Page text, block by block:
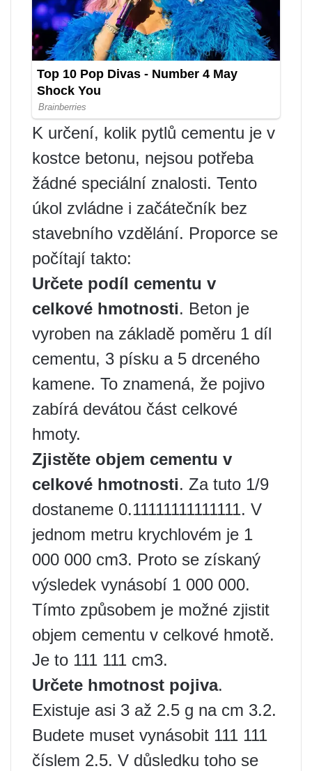
K určení, kolik pytlů cementu je v
kostce betonu, nejsou potřeba
žádné speciální znalosti. Tento
úkol zvládne i začátečník bez
stavebního vzdělání. Proporce se
počítají takto:
Určete podíl cementu v
celkové hmotnosti. Beton je
vyroben na základě poměru 1 díl
cementu, 3 písku a 5 drceného
kamene. To znamená, že pojivo
zabírá devátou část celkové
hmoty.
Zjistěte objem cementu v
celkové hmotnosti. Za tuto 1/9
dostaneme 0.11111111111111. V
jednom metru krychlovém je 1
000 000 cm3. Proto se získaný
výsledek vynásobí 1 000 000.
Tímto způsobem je možné zjistit
objem cementu v celkové hmotě.
Je to 111 111 cm3.
Určete hmotnost pojiva.
Existuje asi 3 až 2.5 g na cm 3.2.
Budete muset vynásobit 111 111
číslem 2.5. V důsledku toho se